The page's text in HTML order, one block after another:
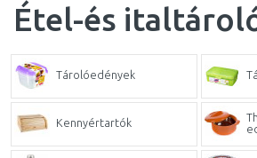
Étel-és
Tárolóedények
Kennyértartók